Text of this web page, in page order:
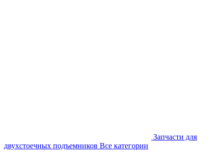
Запчасти для
двухстоечных подъемников Все категории